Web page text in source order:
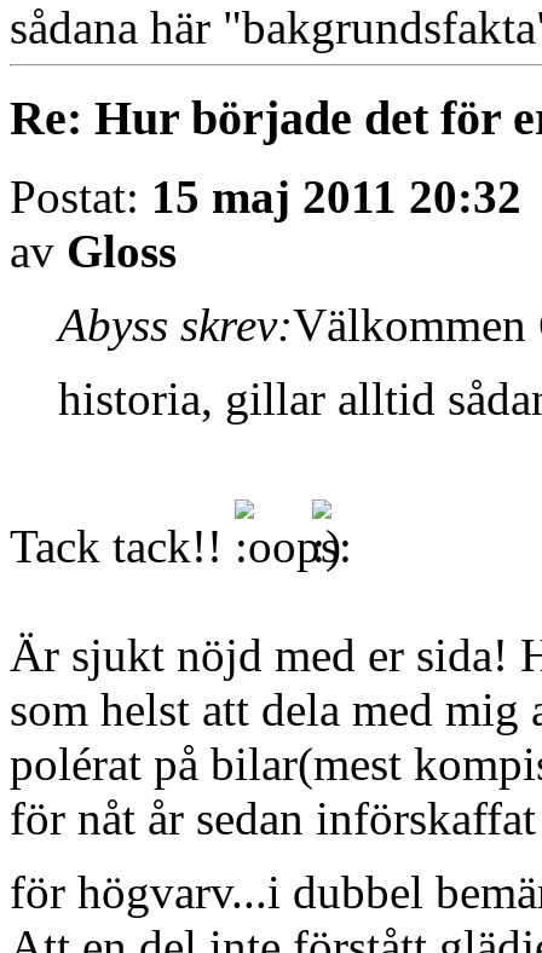
sådana här
Re: Hur började det för
Postat: 15 maj 2011 20:32
av Gloss
Abyss skrev:Välkommen
historia, gillar alltid
Tack tack!!
Är sjukt nöjd med er sida!
som helst att dela med
polérat på bilar(mest
för nåt år sedan
för högvarv...i dubbel